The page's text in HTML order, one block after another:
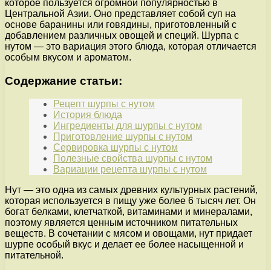
которое пользуется огромной популярностью в
Центральной Азии. Оно представляет собой суп на
основе баранины или говядины, приготовленный с
добавлением различных овощей и специй. Шурпа с
нутом — это вариация этого блюда, которая отличается
особым вкусом и ароматом.
Содержание статьи:
Рецепт шурпы с нутом
История блюда
Ингредиенты для шурпы с нутом
Приготовление шурпы с нутом
Сервировка шурпы с нутом
Полезные свойства шурпы с нутом
Вариации рецепта шурпы с нутом
Нут — это одна из самых древних культурных растений,
которая используется в пищу уже более 6 тысяч лет. Он
богат белками, клетчаткой, витаминами и минералами,
поэтому является ценным источником питательных
веществ. В сочетании с мясом и овощами, нут придает
шурпе особый вкус и делает ее более насыщенной и
питательной.